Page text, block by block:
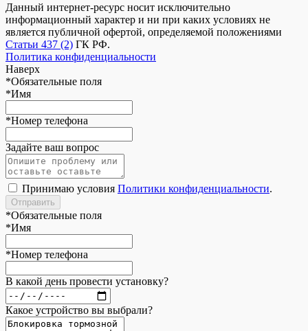
Данный интернет-ресурс носит исключительно
информационный характер и ни при каких условиях не
является публичной офертой, определяемой положениями
Статьи 437 (2) ГК РФ.
Политика конфиденциальности
Наверх
*Обязательные поля
*Имя
*Номер телефона
Задайте ваш вопрос
Принимаю условия Политики конфиденциальности.
*Обязательные поля
*Имя
*Номер телефона
В какой день провести установку?
Какое устройство вы выбрали?